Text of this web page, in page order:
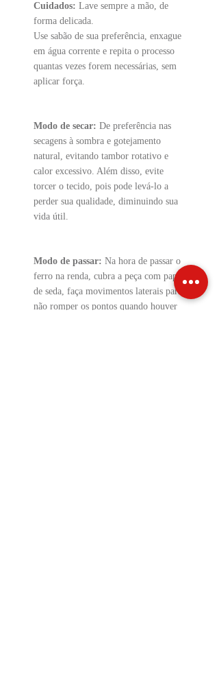
Cuidados: Lave sempre a mão, de
forma delicada.
Use sabão de sua preferência, enxague
em água corrente e repita o processo
quantas vezes forem necessárias, sem
aplicar força.
Modo de secar: De preferência nas
secagens à sombra e gotejamento
natural, evitando tambor rotativo e
calor excessivo. Além disso, evite
torcer o tecido, pois pode levá-lo a
perder sua qualidade, diminuindo sua
vida útil.
Modo de passar: Na hora de passar o
ferro na renda, cubra a peça com papel
de seda, faça movimentos laterais para
não romper os pontos quando houver